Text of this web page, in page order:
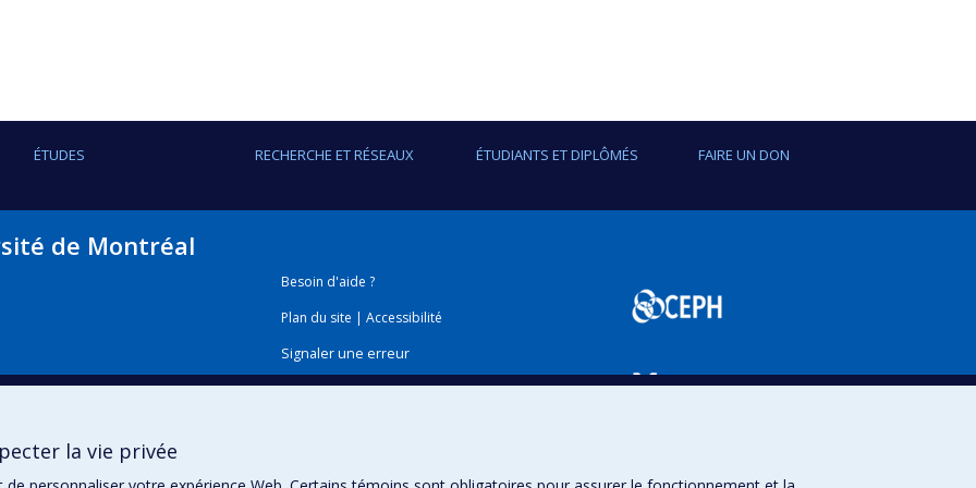
ÉTUDES RECHERCHE ET RÉSEAUX ÉTUDIANTS ET DIPLÔMÉS FAIRE UN DON
de Montréal
Besoin d'aide ?
Plan du site |Accessibilité
Signaler une erreur
la vie privée